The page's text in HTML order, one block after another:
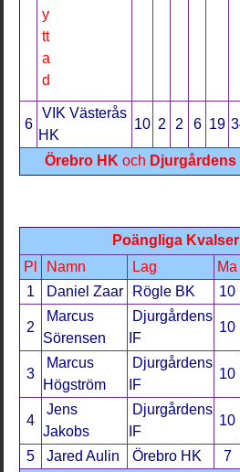
6
VIK Västerås
HK
10 2 2 6 19
Örebro HK och Djurgårdens
Poängliga
Pl
Namn Lag Ma
1
Daniel Zaar Rögle BK 10
2
Marcus
Sörensen
Djurgårdens
IF
10
3
Marcus
Högström
Djurgårdens
IF
10
4
Jens
Jakobs
Djurgårdens
IF
10
5 Jared Aulin Örebro HK 7